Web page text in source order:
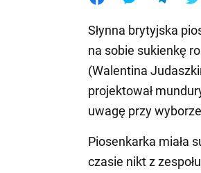
Słynna brytyjska
na sobie sukienkę
(Walentina
projektował
uwagę przy
Piosenkarka miała
czasie nikt z